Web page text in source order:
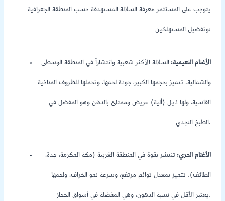
يتوجب على المستثمر معرفة السلالة المستهدفة حسب المنطقة الجغرافية
وتفضيل المستهلكين:
الأغنام النعيمية: السلالة الأكثر شعبية وانتشاراً في المنطقة الوسطى
والشمالية. تتميز بحجمها الكبير، جودة لحمها، وتحملها للظروف المناخية
القاسية، ولها ذيل (ألية) عريض وممتلئ بالدهن وهو المفضل في
الطبخ النجدي.
الأغنام الحري: تنتشر بقوة في المنطقة الغربية (مكة المكرمة، جدة،
الطائف). تتميز بمعدل توائم مرتفع، وسرعة نمو الخراف، ولحمها
يعتبر الأقل في نسبة الدهون، وهي المفضلة في أسواق الحجاز.